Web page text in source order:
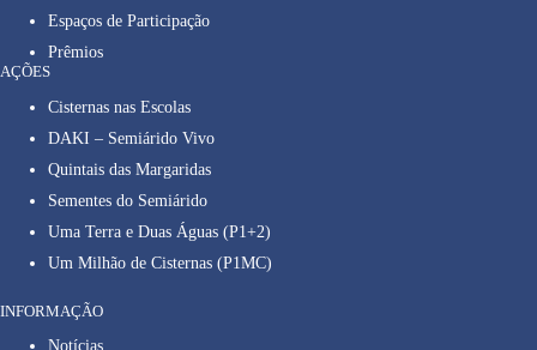
Espaços de Participação
Prêmios
AÇÕES
Cisternas nas Escolas
DAKI – Semiárido Vivo
Quintais das Margaridas
Sementes do Semiárido
Uma Terra e Duas Águas (P1+2)
Um Milhão de Cisternas (P1MC)
INFORMAÇÃO
Notícias